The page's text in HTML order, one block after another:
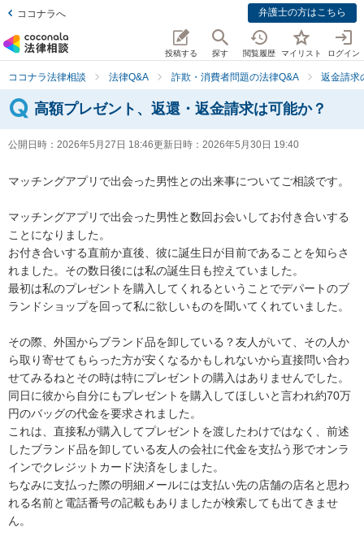
ココナラへ 弁護士の方はこちら
投稿する 探す 閲覧履歴 マイリスト ログイン
ココナラ法律相談 法律Q&A 詐欺・消費者問題の法律Q&A 返金請求
高額プレゼント、返還・返金請求は可能か？
公開日時： 2026年5月27日 18:46更新日時： 2026年5月30日 19:40
マッチングアプリで出会った男性との出来事についてご相談です。
マッチングアプリで出会った男性と数回お会いしてお付き合いする
ことになりました。
お付き合いする直前か直後、彼に誕生日が目前であることを知らさ
れました。その数日後には私の誕生日も控えていました。
最初は私のプレゼントを購入してくれるということでデパートのブ
ランドショップを回って私に欲しいものを聞いてくれていました。
その際、外国からブランド品を卸している？友人がいて、その人か
ら取り寄せてもらった方が安くなるかもしれないから直接問い合わ
せてみるねとその時は特にプレゼントの購入はありませんでした。
同日に彼から自分にもプレゼントを購入してほしいと言われ約70万
円のバッグの代金を要求されました。
これは、直接私が購入してプレゼントを渡したわけではなく、前述
したブランド品を卸している友人の会社に代金を支払う形でオンラ
インでクレジットカード決済をしました。
ちなみに支払った際の明細メールには支払い先の店舗の店名と思わ
れる名前と電話番号の記載もありましたが検索しても出てきませ
ん。